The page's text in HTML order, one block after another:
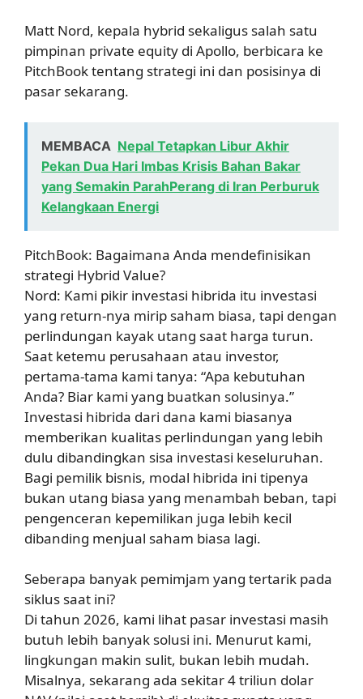
Matt Nord, kepala hybrid sekaligus salah satu
pimpinan private equity di Apollo, berbicara ke
PitchBook tentang strategi ini dan posisinya di
pasar sekarang.
MEMBACA Nepal Tetapkan Libur Akhir
Pekan Dua Hari Imbas Krisis Bahan Bakar
yang Semakin ParahPerang di Iran Perburuk
Kelangkaan Energi
PitchBook: Bagaimana Anda mendefinisikan
strategi Hybrid Value?
Nord: Kami pikir investasi hibrida itu investasi
yang return-nya mirip saham biasa, tapi dengan
perlindungan kayak utang saat harga turun.
Saat ketemu perusahaan atau investor,
pertama-tama kami tanya: “Apa kebutuhan
Anda? Biar kami yang buatkan solusinya.”
Investasi hibrida dari dana kami biasanya
memberikan kualitas perlindungan yang lebih
dulu dibandingkan sisa investasi keseluruhan.
Bagi pemilik bisnis, modal hibrida ini tipenya
bukan utang biasa yang menambah beban, tapi
pengenceran kepemilikan juga lebih kecil
dibanding menjual saham biasa lagi.
Seberapa banyak pemimjam yang tertarik pada
siklus saat ini?
Di tahun 2026, kami lihat pasar investasi masih
butuh lebih banyak solusi ini. Menurut kami,
lingkungan makin sulit, bukan lebih mudah.
Misalnya, sekarang ada sekitar 4 triliun dolar